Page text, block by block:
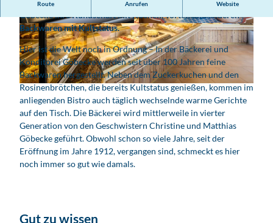
© www.pkfotografie.com, Philipp Kirschner |CC-BY
© www.pkfotografie.com, Philipp Kirschner © www.pkfotografie.com, Philipp Kirschner
Route Anrufen Website
Seit über 100 Jahren versorgt die Bäckerei und Konditorei
Göbecke ihre Kundschaft mit Kuchen, Torten und anderen
Backwaren mit Kultstatus.
Hier ist die Welt noch in Ordnung – In der Bäckerei und
Konditorei Göbecke werden seit über 100 Jahren feine
Backwaren hergestellt. Neben dem Zuckerkuchen und den
Rosinenbrötchen, die bereits Kultstatus genießen, kommen im
anliegenden Bistro auch täglich wechselnde warme Gerichte
auf den Tisch. Die Bäckerei wird mittlerweile in vierter
Generation von den Geschwistern Christine und Matthias
Göbecke geführt. Obwohl schon so viele Jahre, seit der
Eröffnung im Jahre 1912, vergangen sind, schmeckt es hier
noch immer so gut wie damals.
Gut zu wissen